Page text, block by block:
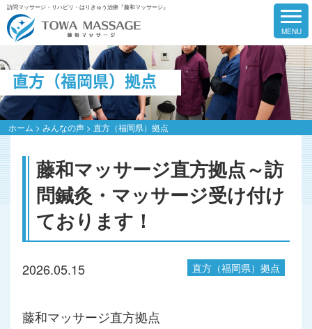
訪問マッサージ・リハビリ・はりきゅう治療『藤和マッサージ』
直方（福岡県）拠点
ホーム > みんなの声> 直方（福岡県）拠点
藤和マッサージ直方拠点～訪
問鍼灸・マッサージ受け付け
ております！
2026.05.15 直方（福岡県）拠点
藤和マッサージ直方拠点